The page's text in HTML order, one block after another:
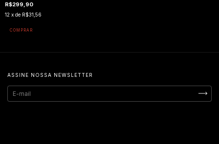
R$299,90
12 x de R$31,56
COMPRAR
ASSINE NOSSA NEWSLETTER